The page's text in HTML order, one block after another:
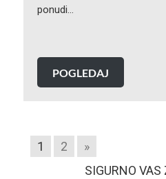
ponudi…
POGLEDAJ
1 2
»
SIGURNO